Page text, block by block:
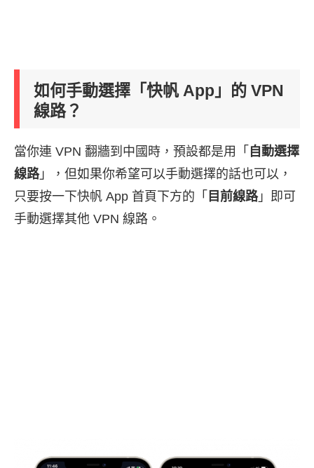
如何手動選擇「快帆 App」的 VPN
線路？
當你連 VPN 翻牆到中國時，預設都是用「 自動選擇
線路」，但如果你希望可以手動選擇的話也可以，
只要按一下快帆 App 首頁下方的「 目前線路」即可
手動選擇其他 VPN 線路。